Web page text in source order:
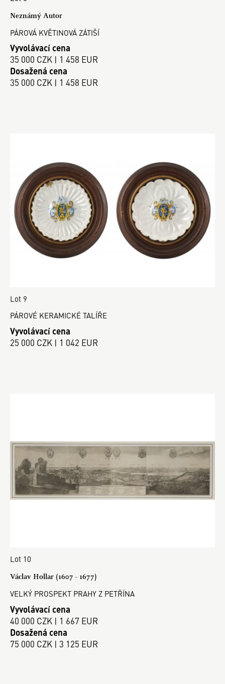
Neznámý Autor
PÁROVÁ KVĚTINOVÁ ZÁTIŠÍ
Vyvolávací cena
35 000 CZK | 1 458 EUR
Dosažená cena
35 000 CZK | 1 458 EUR
Lot 9
PÁROVÉ KERAMICKÉ TALÍŘE
Vyvolávací cena
25 000 CZK | 1 042 EUR
Lot 10
Václav Hollar (1607 - 1677)
VELKÝ PROSPEKT PRAHY Z PETŘÍNA
Vyvolávací cena
40 000 CZK | 1 667 EUR
Dosažená cena
75 000 CZK | 3 125 EUR